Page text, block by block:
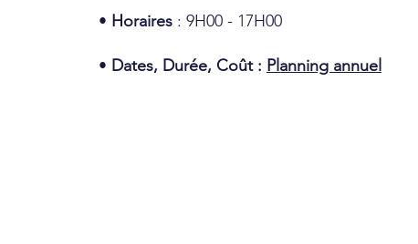
• Horaires : 9H00 - 17H00
• Dates, Durée, Coût : Planning annuel